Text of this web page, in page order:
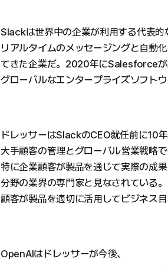
Slackは世界中の企業が利用する代表
リアルタイムのメッセージングと自動
てきた企業だ。2020年にSalesforce
グローバルなエンタープライズソフト
ドレッサーはSlackのCEO就任前に10
大手顧客の管理とグローバル営業戦略
特に企業顧客が製品を通じて実際の成
分野の業界の専門家と見なされている
顧客が製品を適切に活用してビジネス
OpenAIはドレッサーが今後、